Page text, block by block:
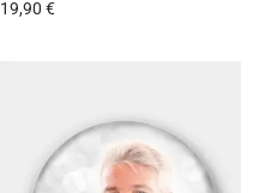
Bewertet mit
19,90 €